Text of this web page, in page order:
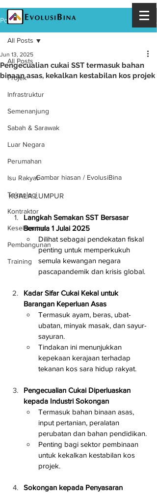
Post
All Posts
Projek
Infrastruktur
Semenanjung
Sabah & Sarawak
Luar Negara
Perumahan
Isu Rakyat
Teknologi
Kontraktor
Keselamatan
Pembangunan
Training
All Posts
Pengecualian cukai SST termasuk bahan
binaan asas, kekalkan kestabilan kos projek
Jun 13, 2025
Gambar hiasan / EvolusiBina
KUALA LUMPUR
Langkah Semakan SST Bersasar
Bermula 1 Julai 2025
Dilihat sebagai pendekatan fiskal
penting untuk memperkukuh
semula kewangan negara
pascapandemik dan krisis global.
Kadar Sifar Cukai Kekal untuk
Barangan Keperluan Asas
Termasuk ayam, beras, ubat-
ubatan, minyak masak, dan sayur-
sayuran.
Tindakan ini menunjukkan
kepekaan kerajaan terhadap
tekanan kos sara hidup rakyat.
Pengecualian Cukai Diperluaskan
kepada Industri Sokongan
Termasuk bahan binaan asas,
input pertanian, peralatan
perubatan dan bahan pendidikan.
Penting bagi sektor pembinaan
untuk kekalkan kestabilan kos
projek.
Sokongan kepada Penyasaran